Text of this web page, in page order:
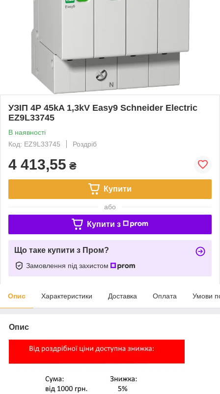
УЗІП 4P 45kA 1,3kV Easy9 Schneider Electric
EZ9L33745
В наявності
Код: EZ9L33745
Роздріб
4 413,55 ₴
Купити
або
Купити з
Що таке купити з Пром?
Замовлення під захистом
Опис Характеристики Доставка Оплата Умови
Опис